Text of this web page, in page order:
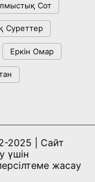
жай-
және
Сот
Суреттер
Еркін Омар
2025 | Сайт
үшін
жасау